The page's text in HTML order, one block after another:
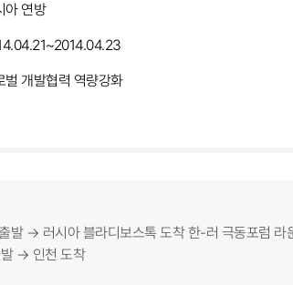
아 연방
벌 개발협력 역량강화
발 → 러시아 블라디보스톡 도착 한-러 극동포럼 라
→ 인천 도착